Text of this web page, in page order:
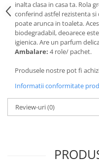
Odorizante Camera
Odorizante Speciale
PACHETE PROMO
Produse de curatare
Solutii de indepartarea
(decapanti)
Articole de bucatarie si
Folii si ambalaje
Pahare de unica folosinta
Tacamuri de unica folosinta
Vesela de unica folosinta
Dispensere
Dispensere folie
Dispensere hartie
Dispensere sapun
Prosoape pliate
inalta clasa in casa ta. Rola
conferind astfel rezistenta
poate arunca in toaleta.
biodegradabil, deoarece
igienica. Are un parfum
Ambalare: 4 role/ pachet.
Produsele nostre pot fi
Informatii conformitate
Review-uri(0)